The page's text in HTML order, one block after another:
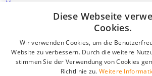
Login für Unternehmen
E-Mail*
Passwort
Diese Webseite
Cookies.
Wir verwenden Cookies, um die
Website zu verbessern. Durch die weitere
stimmen Sie der Verwendung von Cookies
Richtlinie zu. Weitere